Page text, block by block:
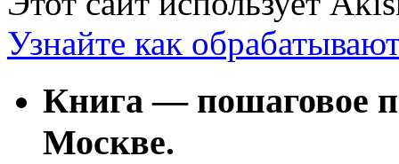
Узнайте как
Книга — пошаговое
Москве.